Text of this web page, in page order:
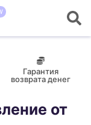
Гарантия
возврата денег
от